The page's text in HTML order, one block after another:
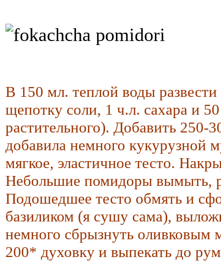
В 150 мл. теплой воды
щепотку соли, 1 ч.л. сахара и
растительного). Добавить
добавила немного кукурузной
мягкое, эластичное тесто.
Небольшие помидоры вымыть,
Подошедшее тесто обмять и
базиликом (я сушу сама),
немного сбрызнуть оливковым
200* духовку и выпекать до